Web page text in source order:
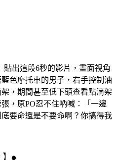
色摩托車的男子，右手控制油
，期間甚至低下頭查看點滴架
，原PO忍不住吶喊：「一邊
要命還是不要命啊？你搞得我